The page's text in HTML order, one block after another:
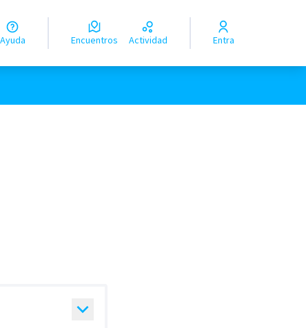
Ayuda Encuentros Actividad Entra